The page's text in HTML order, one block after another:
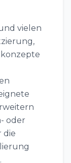
vielen
oder
die